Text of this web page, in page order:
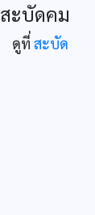
สะบัดคม
ดูที่ สะบัด